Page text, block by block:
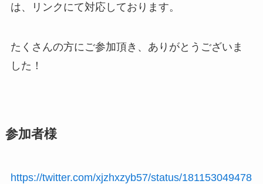
は、リンクにて対応しております。
たくさんの方にご参加頂き、ありがとうございま
した！
参加者様
https://twitter.com/xjzhxzyb57/status/181153049478